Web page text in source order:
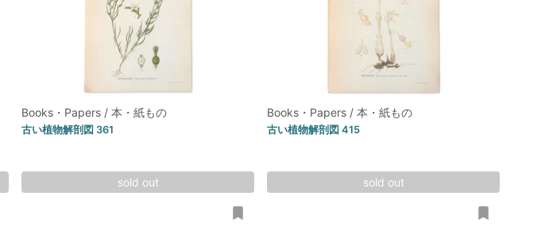
Books・Papers / 本・紙もの
古い植物解剖図 361
sold out
Books・Papers / 本・紙もの
古い植物解剖図 415
sold out